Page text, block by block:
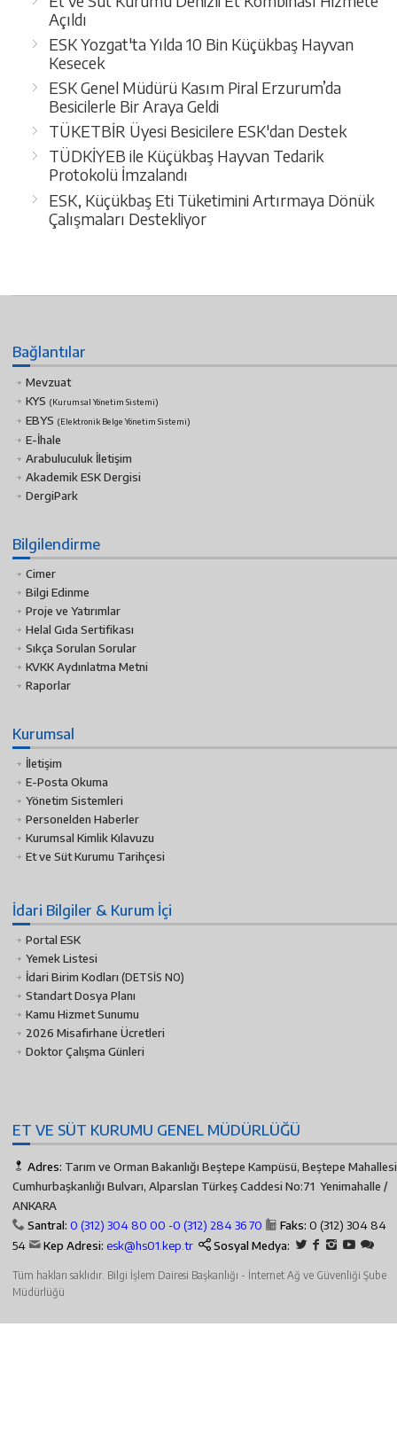
Açıldı
ESK Yozgat'ta Yılda 10 Bin Küçükbaş Hayvan
Kesecek
ESK Genel Müdürü Kasım Piral Erzurum’da
Besicilerle Bir Araya Geldi
TÜKETBİR Üyesi Besicilere ESK'dan Destek
TÜDKİYEB ile Küçükbaş Hayvan Tedarik
Protokolü İmzalandı
ESK, Küçükbaş Eti Tüketimini Artırmaya Dönük
Çalışmaları Destekliyor
Bağlantılar
Mevzuat
KYS (Kurumsal Yönetim Sistemi)
EBYS (Elektronik Belge Yönetim Sistemi)
E-İhale
Arabuluculuk İletişim
Akademik ESK Dergisi
DergiPark
Bilgilendirme
Cimer
Bilgi Edinme
Proje ve Yatırımlar
Helal Gıda Sertifikası
Sıkça Sorulan Sorular
KVKK Aydınlatma Metni
Raporlar
Kurumsal
İletişim
E-Posta Okuma
Yönetim Sistemleri
Personelden Haberler
Kurumsal Kimlik Kılavuzu
Et ve Süt Kurumu Tarihçesi
İdari Bilgiler & Kurum İçi
Portal ESK
Yemek Listesi
İdari Birim Kodları (DETSİS NO)
Standart Dosya Planı
Kamu Hizmet Sunumu
2026 Misafirhane Ücretleri
Doktor Çalışma Günleri
ET VE SÜT KURUMU GENEL MÜDÜRLÜĞÜ
Adres: Tarım ve Orman Bakanlığı Beştepe Kampüsü, Beştepe
Cumhurbaşkanlığı Bulvarı, Alparslan Türkeş Caddesi No:71 Yenimahalle /
ANKARA
Santral: 0 (312) 304 80 00 -0 (312) 284 36 70 Faks: 0 (312) 304 84
54
Kep Adresi: esk@hs01.kep.tr Sosyal Medya:
Tüm hakları saklıdır. Bilgi İşlem Dairesi Başkanlığı - İnternet Ağ ve Güvenliği Şube
Müdürlüğü